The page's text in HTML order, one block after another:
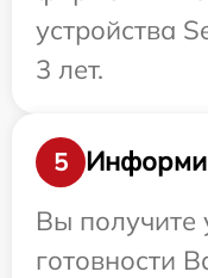
устройства
3 лет.
5
Вы получите
готовности